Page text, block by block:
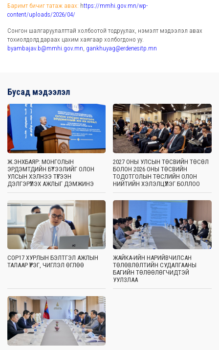
Баримт бичиг татаж авах: https://mmhi.gov.mn/wp-
content/uploads/2026/04/
Сонгон шалгаруулалттай холбоотой тодруулах, нэмэлт мэдээлэл авах
тохиолдолд дараах цахим хаягаар холбогдоно уу.
byambajav.b@mmhi.gov.mn, gankhuyag@erdenesitp.mn
Бусад мэдээлэл
Ж.ЭНХБАЯР: МОНГОЛЫН
ЭРДЭМТДИЙН БҮТЭЭЛИЙГ ОЛОН
УЛСЫН ХЭЛНЭЭ ТҮГЭЭН
ДЭЛГЭРҮҮЛЭХ АЖЛЫГ ДЭМЖИНЭ
2027 ОНЫ УЛСЫН ТӨСВИЙН ТӨСӨЛ
БОЛОН 2026 ОНЫ ТӨСВИЙН
ТОДОТГОЛЫН ТӨСЛИЙН ОЛОН
НИЙТИЙН ХЭЛЭЛЦҮҮЛЭГ БОЛЛОО
COP17 ХУРЛЫН БЭЛТГЭЛ АЖЛЫН
ТАЛААР ҮҮРЭГ, ЧИГЛЭЛ ӨГЛӨӨ
ЖАЙКА-ИЙН НАРИЙВЧИЛСАН
ТӨЛӨВЛӨЛТИЙН СУДАЛГААНЫ
БАГИЙН ТӨЛӨӨЛӨГЧИДТЭЙ
УУЛЗЛАА